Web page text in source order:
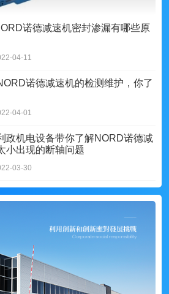
诺德减速机密封渗漏有哪些原
04-11
诺德减速机的检测维护，你了
04-01
政机电设备带你了解NORD诺德减
小出现的断轴问题
03-30